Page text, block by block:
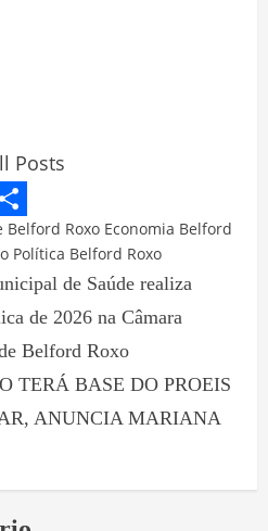
Posts
Belford Roxo Economia Belford
Política Belford Roxo
de Saúde realiza
de 2026 na Câmara
Belford Roxo
TERÁ BASE DO PROEIS
ANUNCIA MARIANA